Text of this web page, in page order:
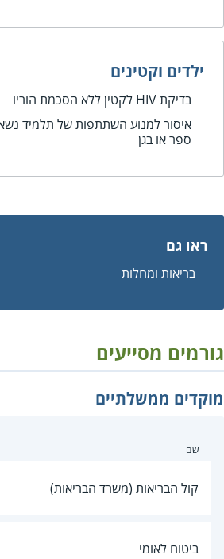
ילדים וקטינים
בדיקת HIV לקטין ללא הסכמת הוריו
ספר או בגן
ראו גם
בריאות ומחלות
גורמים מסייעים
מוקדים ממשלתיים
שם
קול הבריאות (משרד הבריאות)
ביטוח לאומי